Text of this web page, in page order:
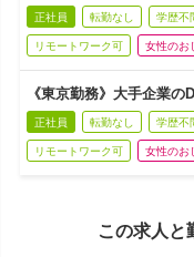
正社員 転勤なし 学歴不
リモートワーク可 女性のお
《東京勤務》大手企業の
正社員 転勤なし 学歴不
リモートワーク可 女性のお
この求人と